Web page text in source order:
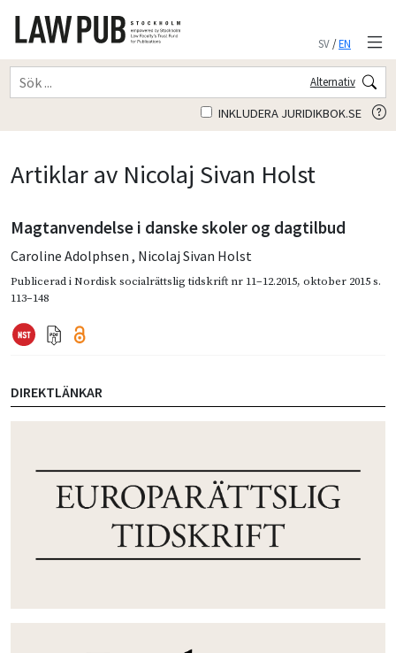
SV/EN
Alternativ
INKLUDERA JURIDIKBOK.SE
Artiklar av Nicolaj Sivan Holst
Magtanvendelse i danske skoler og dagtilbud
Caroline Adolphsen , Nicolaj Sivan Holst
Publicerad iNordisk socialrättslig tidskrift nr 11–12.2015, oktober 2015s.
113–148
DIREKTLÄNKAR